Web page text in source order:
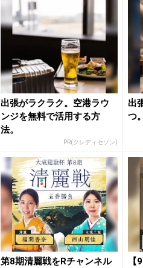
出張がラクラク。空港ラウ
ンジを無料で活用する方
法。
PR(クレディセゾン)
出
つ。
第8期清麗戦をRチャンネル